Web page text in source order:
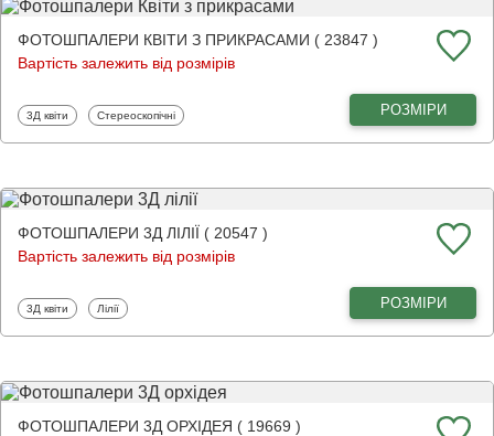
ФОТОШПАЛЕРИ КВІТИ З ПРИКРАСАМИ ( 23847 )
Вартість залежить від розмірів
Фотошпалери
3Д квіти Фотошпалери
Стереоскопічні РОЗМІРИ
ФОТОШПАЛЕРИ 3Д ЛІЛІЇ ( 20547 )
Вартість залежить від розмірів
Фотошпалери
3Д квіти Фотошпалери
Лілії РОЗМІРИ
ФОТОШПАЛЕРИ 3Д ОРХІДЕЯ ( 19669 )